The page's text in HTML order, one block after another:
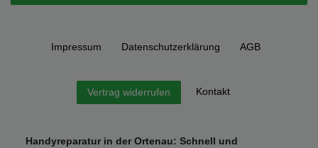
Impressum Daten­schutz­erklärung AGB
Vertrag widerrufen Kontakt
Handyreparatur in der Ortenau: Schnell und